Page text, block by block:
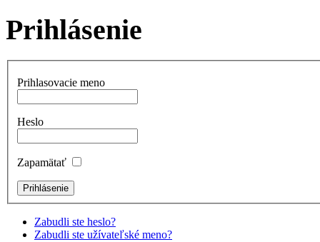
Prihlásenie
Prihlasovacie meno
Heslo
Zapamätať
Zabudli ste heslo?
Zabudli ste užívateľské meno?